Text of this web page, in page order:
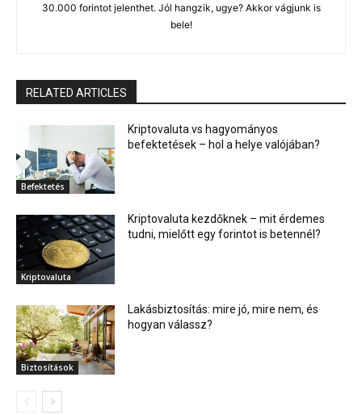
30.000 forintot jelenthet. Jól hangzik, ugye? Akkor vágjunk is
bele!
RELATED ARTICLES
Befektetés
Kriptovaluta vs hagyományos
befektetések – hol a helye valójában?
Kriptovaluta
Kriptovaluta kezdőknek – mit érdemes
tudni, mielőtt egy forintot is betennél?
Biztosítások
Lakásbiztosítás: mire jó, mire nem, és
hogyan válassz?